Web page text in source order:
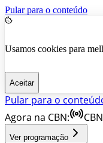
Pular para o conteúdo
Usamos cookies para
Aceitar
Pular para o
Agora na CBN:
Ver programação